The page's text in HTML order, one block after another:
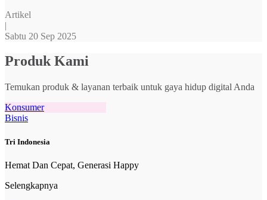
Artikel
|
Sabtu 20 Sep 2025
Produk Kami
Temukan produk & layanan terbaik untuk gaya hidup digital Anda
Konsumer
Bisnis
Tri Indonesia
Hemat Dan Cepat, Generasi Happy
Selengkapnya